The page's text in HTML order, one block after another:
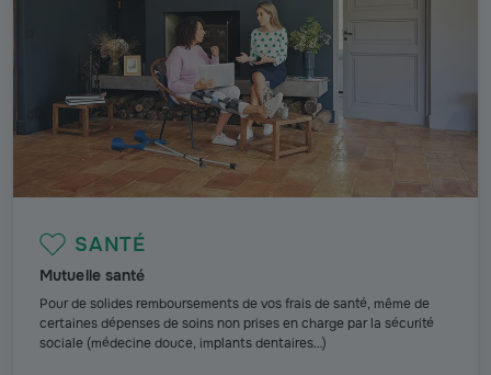
SANTÉ
Mutuelle santé
Pour de solides remboursements de vos frais de santé, même de
certaines dépenses de soins non prises en charge par la sécurité
sociale (médecine douce, implants dentaires…)